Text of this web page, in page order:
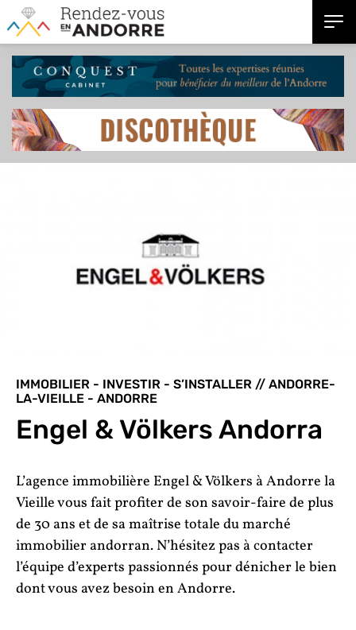
IMMOBILIER - INVESTIR - S’INSTALLER // ANDORRE-
LA-VIEILLE - ANDORRE
Engel & Völkers Andorra
L’agence immobilière Engel & Völkers à Andorre la
Vieille vous fait profiter de son savoir-faire de plus
de 30 ans et de sa maîtrise totale du marché
immobilier andorran. N’hésitez pas à contacter
l’équipe d’experts passionnés pour dénicher le bien
dont vous avez besoin en Andorre.